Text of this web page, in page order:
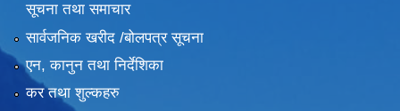
सूचना तथा समाचार
सार्वजनिक खरीद /बोलपत्र सूचना
एन, कानुन तथा निर्देशिका
कर तथा शुल्कहरु